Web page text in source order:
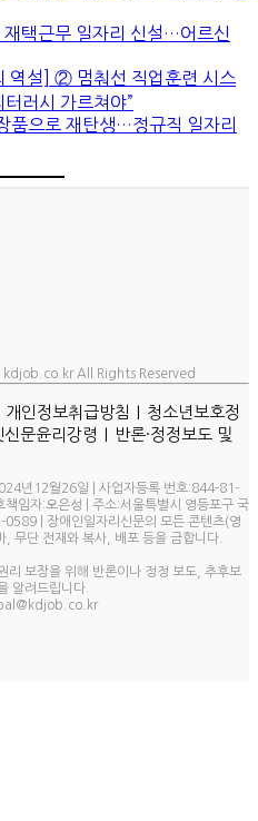
택근무 일자리 신설…어르신
역설] ② 멈춰선 직업훈련 시스
러시 가르쳐야”
품으로 재탄생…정규직 일자리
kdjob.co.kr All Rights Reserved
개인정보취급방침 ㅣ 청소년보호정
신문윤리강령 ㅣ 반론·정정보도 및
년12월26일 | 사업자등록 번호:844-81-
임자:오은성 | 주소:서울특별시 영등포구 국
| 장애인일자리신문의 모든 콘텐츠(영
무단 전재와 복사, 배포 등을 금합니다.
리 보장을 위해 반론이나 정정 보도, 추후보
알려드립니다.